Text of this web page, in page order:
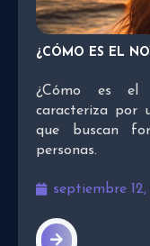
¿CÓMO ES EL
¿Cómo es el
caracteriza por
que buscan
personas.
septiembre